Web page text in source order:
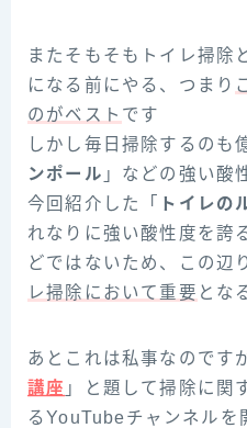
またそもそもトイレ掃除
になる前にやる、つまり
のがベスト です
しかし毎日掃除するのも
ンポール 」などの強い酸
今回紹介した「
トイレの
れなりに強い酸性度を誇
どではないため、この辺
レ掃除において重要 とな
あとこれは私事なのです
講座 」と題して掃除に関
るYouTubeチャンネルを